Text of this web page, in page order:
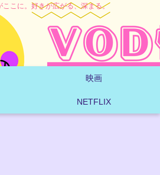
ここに。好きが広がる、深まる。
映画
NETFLIX